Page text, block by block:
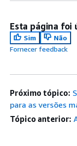
Esta página foi
Sim
Não
Fornecer feedback
Próximo tópico:
para as versões
Tópico anterior: